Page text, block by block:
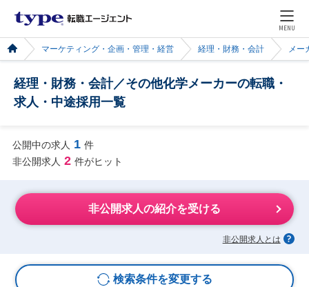
MENU
マーケティング・企画・管理・経営 経理・財務・会計 メー
経理・財務・会計／その他化学メーカーの転職・
求人・中途採用一覧
公開中の求人 1 件
非公開求人 2 件がヒット
非公開求人の紹介を受ける
非公開求人とは
検索条件を変更する